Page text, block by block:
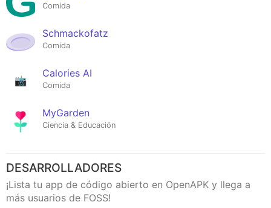
Comida
Schmackofatz
Comida
Calories AI
Comida
MyGarden
Ciencia & Educación
DESARROLLADORES
¡Lista tu app de código abierto en OpenAPK y llega a
más usuarios de FOSS!